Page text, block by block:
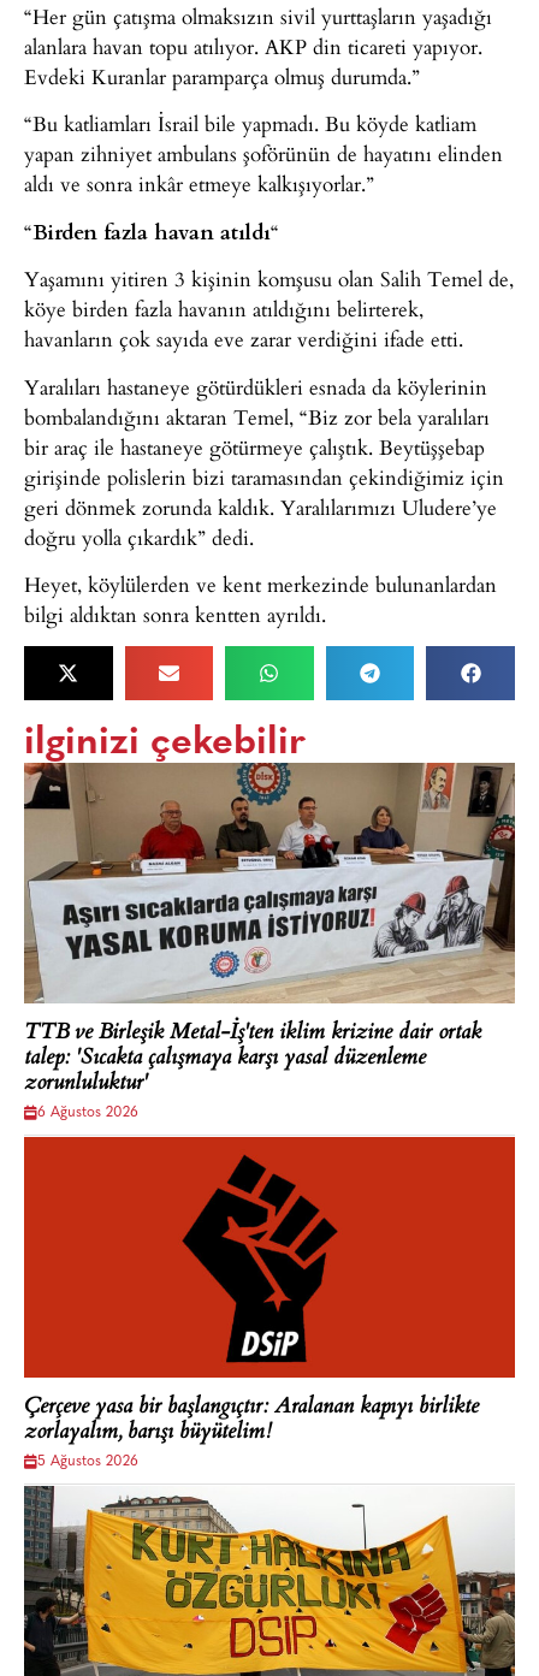
“Her gün çatışma olmaksızın sivil yurttaşların yaşadığı
alanlara havan topu atılıyor. AKP din ticareti yapıyor.
Evdeki Kuranlar paramparça olmuş durumda.”
“Bu katliamları İsrail bile yapmadı. Bu köyde katliam
yapan zihniyet ambulans şoförünün de hayatını elinden
aldı ve sonra inkâr etmeye kalkışıyorlar.”
“Birden fazla havan atıldı“
Yaşamını yitiren 3 kişinin komşusu olan Salih Temel de,
köye birden fazla havanın atıldığını belirterek,
havanların çok sayıda eve zarar verdiğini ifade etti.
Yaralıları hastaneye götürdükleri esnada da köylerinin
bombalandığını aktaran Temel, “Biz zor bela yaralıları
bir araç ile hastaneye götürmeye çalıştık. Beytüşşebap
girişinde polislerin bizi taramasından çekindiğimiz için
geri dönmek zorunda kaldık. Yaralılarımızı Uludere’ye
doğru yolla çıkardık” dedi.
Heyet, köylülerden ve kent merkezinde bulunanlardan
bilgi aldıktan sonra kentten ayrıldı.
ilginizi çekebilir
TTB ve Birleşik Metal-İş'ten iklim krizine dair ortak
talep: 'Sıcakta çalışmaya karşı yasal düzenleme
zorunluluktur'
6 Ağustos 2026
Çerçeve yasa bir başlangıçtır: Aralanan kapıyı birlikte
zorlayalım, barışı büyütelim!
5 Ağustos 2026